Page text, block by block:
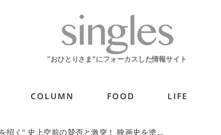
COLUMN FOOD LIFE
“その踊りは死を招く” 史上空前の賛否と激突！ 映画史を塗り替える恐怖の傑作『サスペリア』【シネマ・グレイ File.067】